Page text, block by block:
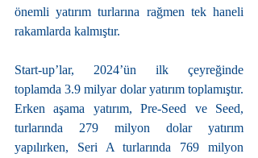
önemli yatırım turlarına rağmen tek haneli
rakamlarda kalmıştır.
Start-up’lar, 2024’ün ilk çeyreğinde
toplamda 3.9 milyar dolar yatırım toplamıştır.
Erken aşama yatırım, Pre-Seed ve Seed,
turlarında 279 milyon dolar yatırım
yapılırken, Seri A turlarında 769 milyon